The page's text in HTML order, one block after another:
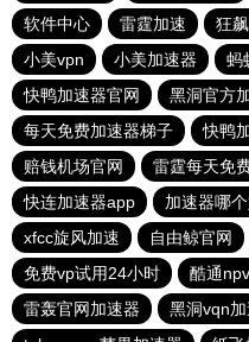
软件中心
雷霆加速 狂
小美vpn
小美加速器 蚂
快鸭加速器官网
黑洞官方
每天免费加速器梯子
快鸭
赔钱机场官网
雷霆每天免
快连加速器app
加速器哪
xfcc旋风加速
自由鲸官网
免费vp试用24小时
酷通
雷轰官网加速器
黑洞vqn加